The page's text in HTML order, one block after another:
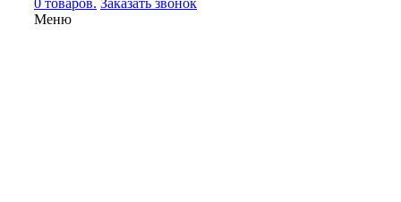
0 товаров. Заказать звонок
Меню